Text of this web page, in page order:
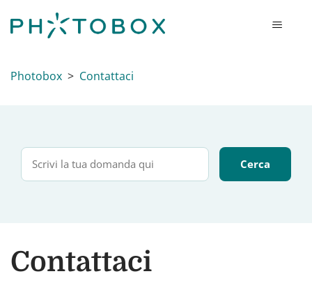
Photobox Contattaci
Contattaci